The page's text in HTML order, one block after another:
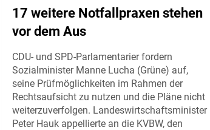
17 weitere Notfallpraxen stehen
vor dem Aus
CDU- und SPD-Parlamentarier fordern
Sozialminister Manne Lucha (Grüne) auf,
seine Prüfmöglichkeiten im Rahmen der
Rechtsaufsicht zu nutzen und die Pläne nicht
weiterzuverfolgen. Landeswirtschaftsminister
Peter Hauk appellierte an die KVBW, den